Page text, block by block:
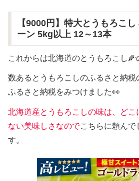
【9000円】特大とうもろこ
ーン 5kg以上 12～13本
これからは北海道のとうもろこし🌽
数あるとうもろこしのふるさと納税
ふるさと納税をみつけました👀
北海道産とうもろこしの味は、どこ
ない美味しさなのでこちらに頼んで
す。